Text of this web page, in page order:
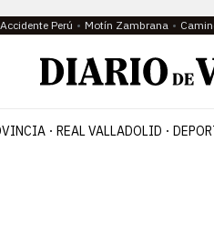
Accidente Perú Motín Zambrana
REAL VALLADOLID